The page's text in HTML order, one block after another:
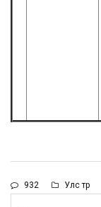
932 Улс төр